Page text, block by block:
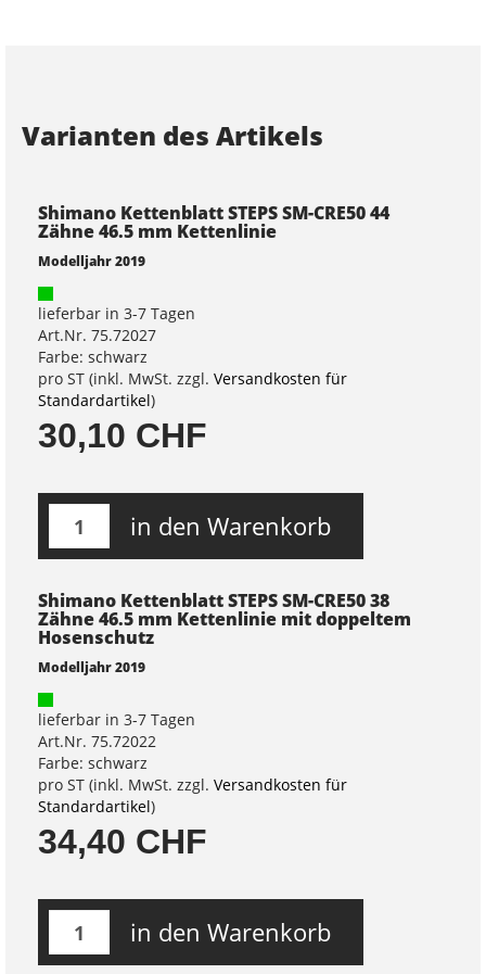
Varianten des Artikels
Shimano Kettenblatt STEPS SM-CRE50 44
Zähne 46.5 mm Kettenlinie
Modelljahr 2019
lieferbar in 3-7 Tagen
Art.Nr. 75.72027
Farbe: schwarz
pro ST (inkl. MwSt. zzgl. Versandkosten für
Standardartikel)
30,10 CHF
in den Warenkorb
Shimano Kettenblatt STEPS SM-CRE50 38
Zähne 46.5 mm Kettenlinie mit doppeltem
Hosenschutz
Modelljahr 2019
lieferbar in 3-7 Tagen
Art.Nr. 75.72022
Farbe: schwarz
pro ST (inkl. MwSt. zzgl. Versandkosten für
Standardartikel)
34,40 CHF
in den Warenkorb